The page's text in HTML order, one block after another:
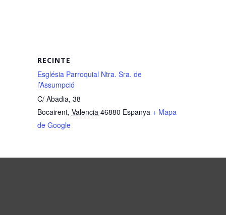
RECINTE
Església Parroquial Ntra. Sra. de
l’Assumpció
C/ Abadia, 38
Bocairent, Valencia 46880 Espanya + Mapa
de Google